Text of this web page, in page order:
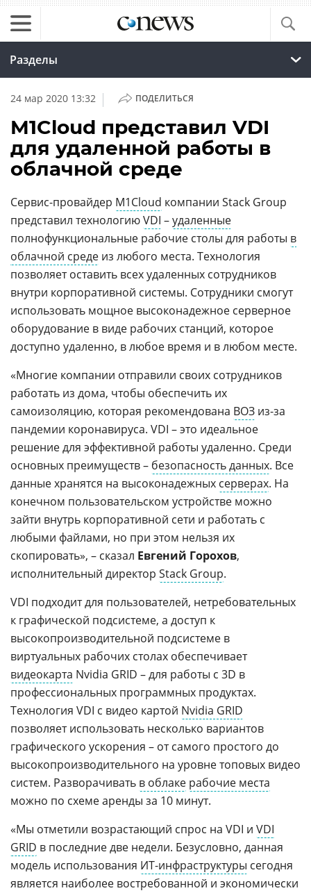
Разделы
24 мар 2020 13:32 | ПОДЕЛИТЬСЯ
M1Cloud представил VDI
для удаленной работы в
облачной среде
Сервис-провайдер M1Cloud компании Stack Group
представил технологиюVDI –удаленные
полнофункциональные рабочие столы для работы в
облачной среде из любого места. Технология
позволяет оставить всех удаленных сотрудников
внутри корпоративной системы. Сотрудники смогут
использовать мощное высоконадежное серверное
оборудование в виде рабочих станций, которое
доступно удаленно, в любое время и в любом месте.
«Многие компании отправили своих сотрудников
работать из дома, чтобы обеспечить их
самоизоляцию, которая рекомендована ВОЗ из-за
пандемии коронавируса. VDI – это идеальное
решение для эффективной работы удаленно. Среди
основных преимуществ – безопасность данных. Все
данные хранятся на высоконадежных серверах. На
конечном пользовательском устройстве можно
зайти внутрь корпоративной сети и работать с
любыми файлами, но при этом нельзя их
скопировать», – сказал Евгений Горохов,
исполнительный директор Stack Group.
VDI подходит для пользователей, нетребовательных
к графической подсистеме, а доступ к
высокопроизводительной подсистеме в
виртуальных рабочих столах обеспечивает
видеокарта Nvidia GRID – для работы с 3D в
профессиональных программных продуктах.
Технология VDI с видео картой Nvidia GRID
позволяет использовать несколько вариантов
графического ускорения – от самого простого до
высокопроизводительного на уровне топовых видео
систем. Разворачивать в облаке рабочие места
можно по схеме аренды за 10 минут.
«Мы отметили возрастающий спрос на VDI и VDI
GRID в последние две недели. Безусловно, данная
модель использования ИТ-инфраструктуры сегодня
является наиболее востребованной и экономически